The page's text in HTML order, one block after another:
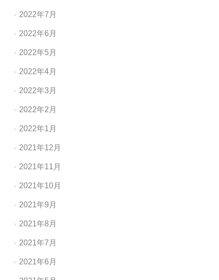
2022年7月
2022年6月
2022年5月
2022年4月
2022年3月
2022年2月
2022年1月
2021年12月
2021年11月
2021年10月
2021年9月
2021年8月
2021年7月
2021年6月